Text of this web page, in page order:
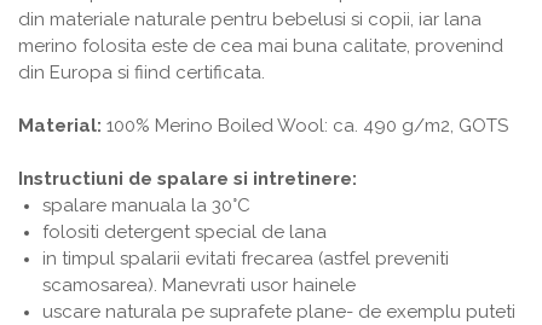
din materiale naturale pentru bebelusi si copii, iar lana
merino folosita este de cea mai buna calitate, provenind
din Europa si fiind certificata.
Material: 100% Merino Boiled Wool: ca. 490 g/m2, GOTS
Instructiuni de spalare si intretinere:
spalare manuala la 30°C
folositi detergent special de lana
in timpul spalarii evitati frecarea (astfel preveniti
scamosarea). Manevrati usor hainele
uscare naturala pe suprafete plane- de exemplu puteti